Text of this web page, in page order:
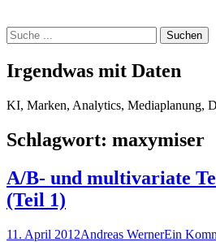
Suche
nach:
Irgendwas mit Daten
KI, Marken, Analytics, Mediaplanung,
Schlagwort: maxymiser
A/B- und multivariate
(Teil 1)
Posted
11. April 2012Autor
Andreas WernerEin